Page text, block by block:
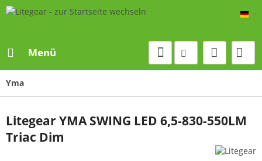
Menü
Yma
Litegear YMA SWING LED 6,5-830-550LM
Triac Dim